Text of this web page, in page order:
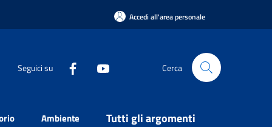
Accedi all'area personale
Seguici su Cerca
Ambiente Tutti gli argomenti